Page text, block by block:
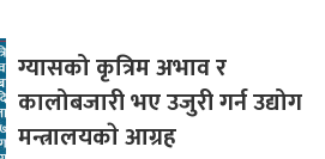
ग्यासको कृत्रिम अभाव र
कालोबजारी भए उजुरी गर्न उद्योग
मन्त्रालयकाे आग्रह